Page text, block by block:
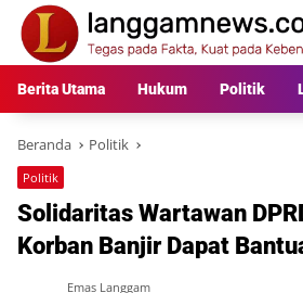
Langsung
konten
Berita Utama Hukum Politik
Beranda Politik
Politik
Solidaritas Wartawan
Korban Banjir Dapat
Emas Langgam